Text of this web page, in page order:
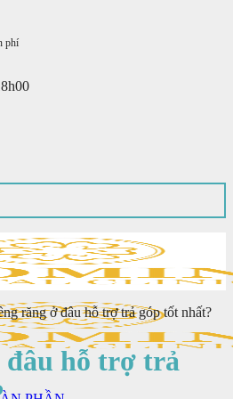
phí
răng ở đâu hỗ trợ trả góp tốt nhất?
đâu hỗ trợ trả